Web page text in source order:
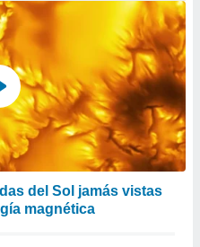
del Sol jamás vistas
magnética